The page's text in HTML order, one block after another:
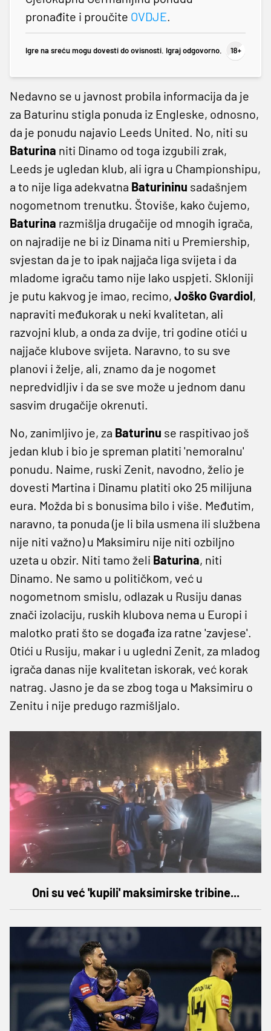
pronađite i proučite OVDJE.
Igre na sreću mogu dovesti do ovisnosti. Igraj odgovorno.
Nedavno se u javnost probila informacija da je
za Baturinu stigla ponuda iz Engleske, odnosno,
da je ponudu najavio Leeds United. No, niti su
Baturina niti Dinamo od toga izgubili zrak,
Leeds je ugledan klub, ali igra u Championshipu,
a to nije liga adekvatna Baturininu sadašnjem
nogometnom trenutku. Štoviše, kako čujemo,
Baturina razmišlja drugačije od mnogih igrača,
on najradije ne bi iz Dinama niti u Premiership,
svjestan da je to ipak najjača liga svijeta i da
mladome igraču tamo nije lako uspjeti. Skloniji
je putu kakvog je imao, recimo, Joško Gvardiol,
napraviti međukorak u neki kvalitetan, ali
razvojni klub, a onda za dvije, tri godine otići u
najjače klubove svijeta. Naravno, to su sve
planovi i želje, ali, znamo da je nogomet
nepredvidljiv i da se sve može u jednom danu
sasvim drugačije okrenuti.
No, zanimljivo je, za Baturinu se raspitivao još
jedan klub i bio je spreman platiti 'nemoralnu'
ponudu. Naime, ruski Zenit, navodno, želio je
dovesti Martina i Dinamu platiti oko 25 milijuna
eura. Možda bi s bonusima bilo i više. Međutim,
naravno, ta ponuda (je li bila usmena ili službena
nije niti važno) u Maksimiru nije niti ozbiljno
uzeta u obzir. Niti tamo želi Baturina, niti
Dinamo. Ne samo u političkom, već u
nogometnom smislu, odlazak u Rusiju danas
znači izolaciju, ruskih klubova nema u Europi i
malotko prati što se događa iza ratne 'zavjese'.
Otići u Rusiju, makar i u ugledni Zenit, za mladog
igrača danas nije kvalitetan iskorak, već korak
natrag. Jasno je da se zbog toga u Maksimiru o
Zenitu i nije predugo razmišljalo.
Oni su već 'kupili' maksimirske tribine...